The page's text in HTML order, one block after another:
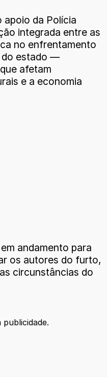
da Polícia
integrada entre as
no enfrentamento
do estado —
afetam
e a economia
andamento para
os autores do furto,
circunstâncias do